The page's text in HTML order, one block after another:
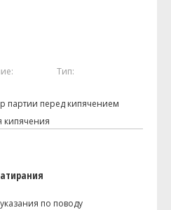
Тип:
партии перед кипячением
кипячения
по поводу